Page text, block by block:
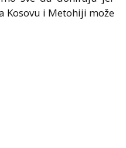
Kosovu i Metohiji može